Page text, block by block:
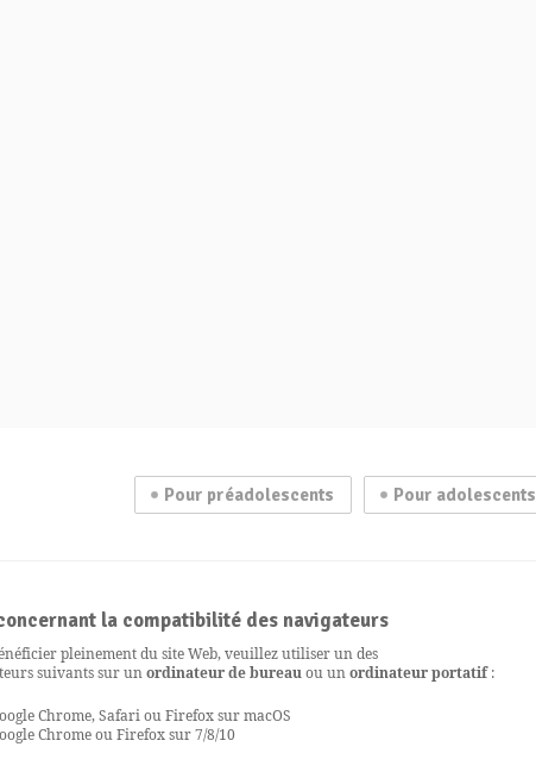
Pour préadolescents Pour adolescents
la compatibilité des navigateurs
pleinement du site Web, veuillez utiliser un des
suivants sur unordinateur de bureauou unordinateur portatif:
Chrome, Safari ou Firefox sur macOS
Chrome ou Firefox sur 7/8/10